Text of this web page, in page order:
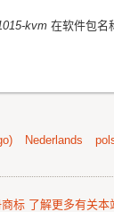
kvm 在软件包名
Nederlands
标 了解更多有关本